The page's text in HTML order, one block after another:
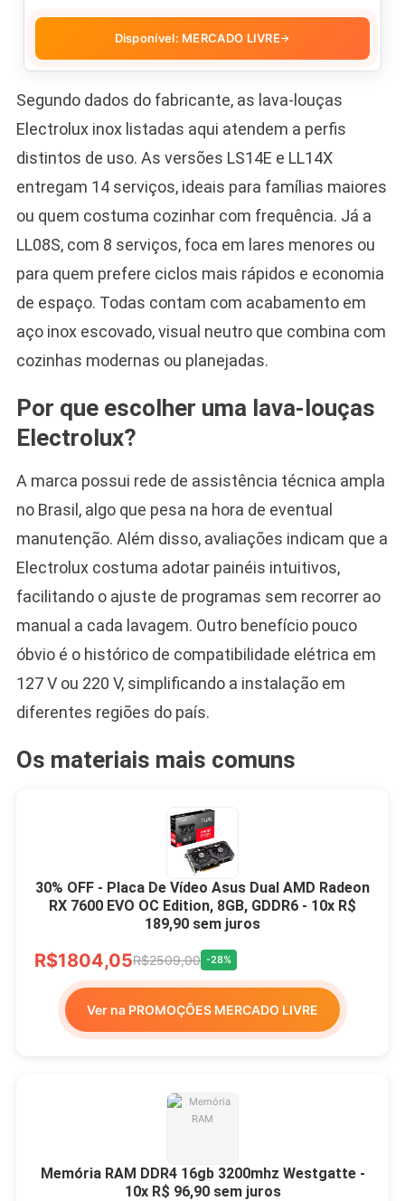
Disponível: MERCADO LIVRE→
Segundo dados do fabricante, as lava-louças
Electrolux inox listadas aqui atendem a perfis
distintos de uso. As versões LS14E e LL14X
entregam 14 serviços, ideais para famílias maiores
ou quem costuma cozinhar com frequência. Já a
LL08S, com 8 serviços, foca em lares menores ou
para quem prefere ciclos mais rápidos e economia
de espaço. Todas contam com acabamento em
aço inox escovado, visual neutro que combina com
cozinhas modernas ou planejadas.
Por que escolher uma lava-louças
Electrolux?
A marca possui rede de assistência técnica ampla
no Brasil, algo que pesa na hora de eventual
manutenção. Além disso, avaliações indicam que a
Electrolux costuma adotar painéis intuitivos,
facilitando o ajuste de programas sem recorrer ao
manual a cada lavagem. Outro benefício pouco
óbvio é o histórico de compatibilidade elétrica em
127 V ou 220 V, simplificando a instalação em
diferentes regiões do país.
Os materiais mais comuns
30% OFF - Placa De Vídeo Asus Dual AMD Radeon
RX 7600 EVO OC Edition, 8GB, GDDR6 - 10x R$
189,90 sem juros
R$1804,05R$2509,00 -28%
Ver na PROMOÇÕES MERCADO LIVRE
Memória RAM DDR4 16gb 3200mhz Westgatte -
10x R$ 96,90 sem juros